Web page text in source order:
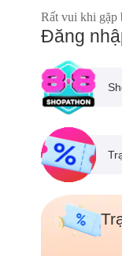
Rất vui khi gặp
Đăng